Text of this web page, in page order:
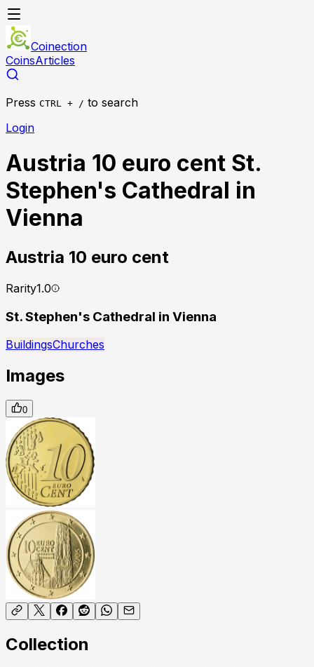
Coinection
CoinsArticles
Press CTRL + / to search
Login
Austria 10 euro cent St.
Stephen's Cathedral in
Vienna
Austria 10 euro cent
Rarity1.0
St. Stephen's Cathedral in Vienna
BuildingsChurches
Images
0
Collection